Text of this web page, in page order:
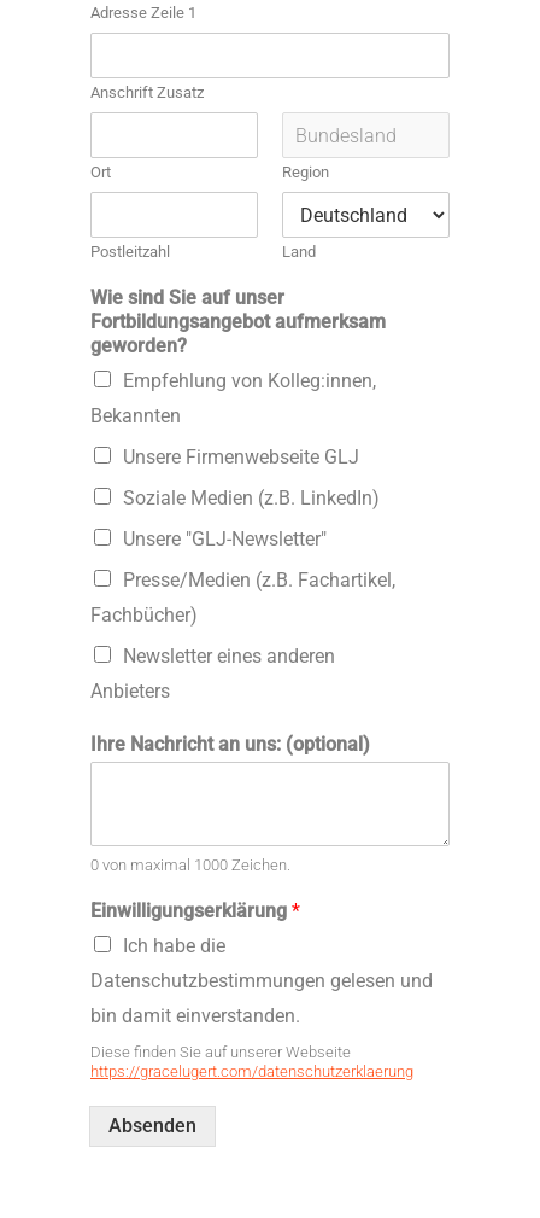
Adresse Zeile 1
Anschrift Zusatz
Ort Region
Postleitzahl Land
Wie sind Sie auf unser
Fortbildungsangebot aufmerksam
geworden?
Empfehlung von Kolleg:innen,
Bekannten
Unsere Firmenwebseite GLJ
Soziale Medien (z.B. LinkedIn)
Unsere "GLJ-Newsletter"
Presse/Medien (z.B. Fachartikel,
Fachbücher)
Newsletter eines anderen
Anbieters
Ihre Nachricht an uns: (optional)
0 von maximal 1000 Zeichen.
Einwilligungserklärung *
Ich habe die
Datenschutzbestimmungen gelesen und
bin damit einverstanden.
Diese finden Sie auf unserer Webseite
https://gracelugert.com/datenschutzerklaerung
Absenden